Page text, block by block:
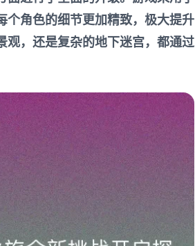
个角色的细节更加精致，极大提升
观，还是复杂的地下迷宫，都通过